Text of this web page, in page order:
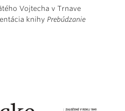
Vojtecha v Trnave
knihy Prebúdzanie